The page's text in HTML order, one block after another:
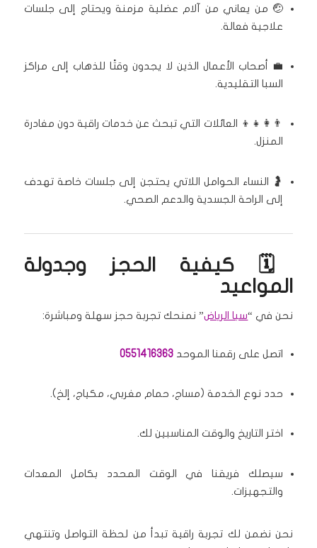
🤕 من يعاني من آلام عضلية مزمنة ويحتاج إلى جلسات
علاجية فعالة.
💼 أصحاب الأعمال الذين لا يجدون وقتًا للذهاب إلى مراكز
السبا التقليدية.
👨‍👩‍👧‍👦 العائلات التي تبحث عن خدمات راقية دون مغادرة
المنزل.
🤰 النساء الحوامل اللاتي يحتجن إلى جلسات خاصة تهدف
إلى الراحة الجسدية والدعم الصحي.
🗓️ كيفية الحجز وجدولة
المواعيد
نحن في “سبا الرياض” نمنحك تجربة حجز سهلة ومباشرة:
اتصل على رقمنا الموحد 0551416363
حدد نوع الخدمة (مساج، حمام مغربي، مكياج، إلخ).
اختر التاريخ والوقت المناسبين لك.
سيصلك فريقنا في الوقت المحدد بكامل المعدات
والتجهيزات.
نحن نضمن لك تجربة راقية تبدأ من لحظة التواصل وتنتهي